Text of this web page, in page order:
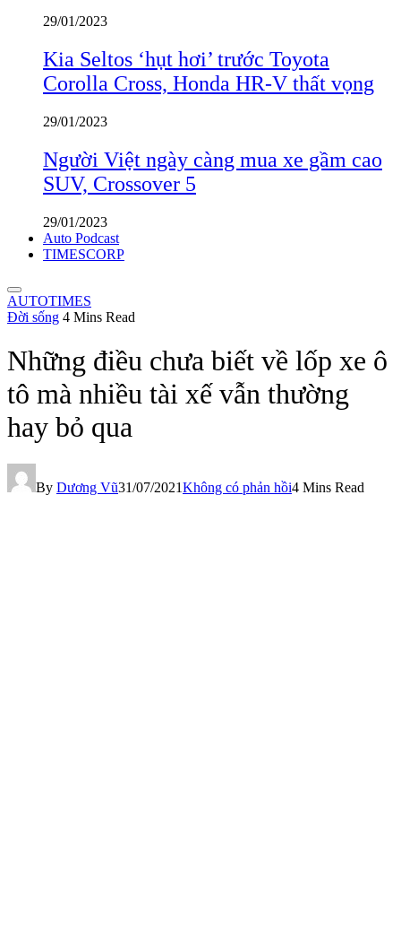
29/01/2023
Kia Seltos ‘hụt hơi’ trước Toyota
Corolla Cross, Honda HR-V thất vọng
29/01/2023
Người Việt ngày càng mua xe gầm cao
SUV, Crossover 5
29/01/2023
Auto Podcast
TIMESCORP
AUTOTIMES
Đời sống 4 Mins Read
Những điều chưa biết về lốp xe ô
tô mà nhiều tài xế vẫn thường
hay bỏ qua
By Dương Vũ31/07/2021Không có phản hồi4 Mins Read